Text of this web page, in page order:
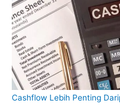
Cashflow Lebih Penting